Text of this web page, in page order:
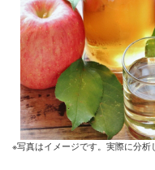
※写真はイメージです。実際に分析